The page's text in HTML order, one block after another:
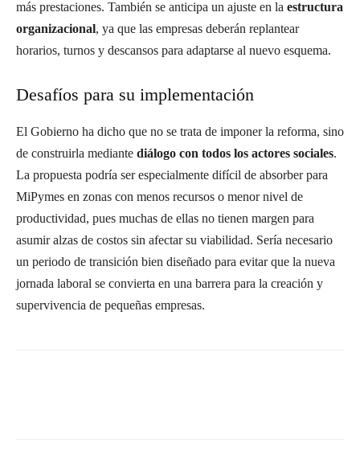
más prestaciones. También se anticipa un ajuste en la estructura
organizacional, ya que las empresas deberán replantear
horarios, turnos y descansos para adaptarse al nuevo esquema.
Desafíos para su implementación
El Gobierno ha dicho que no se trata de imponer la reforma, sino
de construirla mediante diálogo con todos los actores sociales.
La propuesta podría ser especialmente difícil de absorber para
MiPymes en zonas con menos recursos o menor nivel de
productividad, pues muchas de ellas no tienen margen para
asumir alzas de costos sin afectar su viabilidad. Sería necesario
un periodo de transición bien diseñado para evitar que la nueva
jornada laboral se convierta en una barrera para la creación y
supervivencia de pequeñas empresas.